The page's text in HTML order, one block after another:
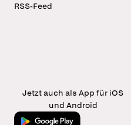
RSS-Feed
Jetzt auch als App für iOS
und Android
Jetzt bei Google Play